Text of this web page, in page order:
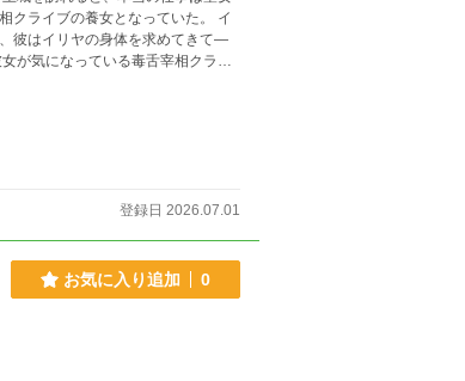
クライブの養女となっていた。 イ
彼はイリヤの身体を求めてきて―
が気になっている毒舌宰相クライ
登録日 2026.07.01
お気に入り追加 0